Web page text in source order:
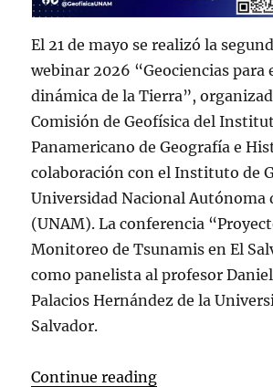
El 21 de mayo se realizó la
webinar 2026 “Geociencias para
dinámica de la Tierra”,
Comisión de Geofísica del
Panamericano de Geografía e
colaboración con el Instituto de
Universidad Nacional Autónoma
(UNAM). La conferencia
Monitoreo de Tsunamis en El
como panelista al profesor Daniel
Palacios Hernández de la
Salvador.
Continue reading“Conferencia